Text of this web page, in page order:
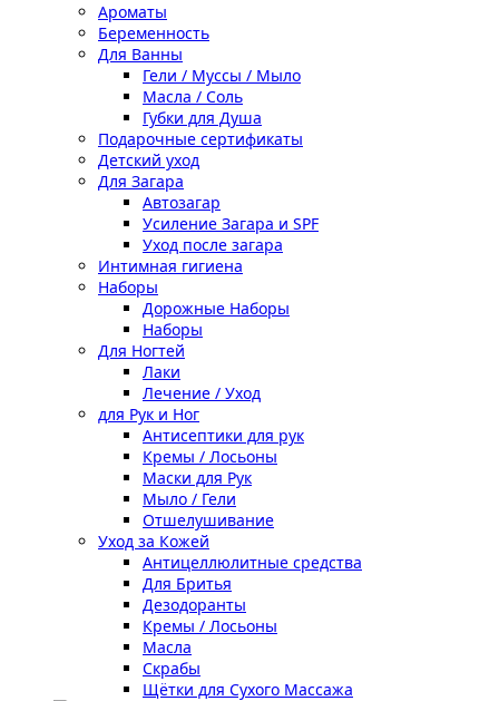
Ароматы
Беременность
Для Ванны
Гели / Муссы / Мыло
Масла / Соль
Губки для Душа
Подарочные сертификаты
Детский уход
Для Загара
Автозагар
Усиление Загара и SPF
Уход после загара
Интимная гигиена
Наборы
Дорожные Наборы
Наборы
Для Ногтей
Лаки
Лечение / Уход
для Рук и Ног
Антисептики для рук
Кремы / Лосьоны
Маски для Рук
Мыло / Гели
Отшелушивание
Уход за Кожей
Антицеллюлитные средства
Для Бритья
Дезодоранты
Кремы / Лосьоны
Масла
Скрабы
Щётки для Сухого Массажа